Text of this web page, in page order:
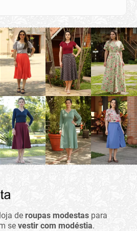
de roupas modestas para
se vestir com modéstia.